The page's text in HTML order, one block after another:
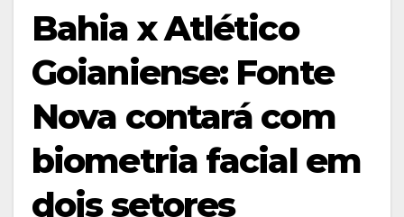
Bahia x Atlético
Goianiense: Fonte
Nova contará com
biometria facial em
dois setores